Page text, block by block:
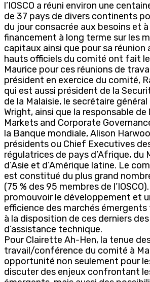
l’IOSCO a réuni environ une
de 37 pays de divers continents
du jour consacrée aux besoins et à
financement à long terme sur les
capitaux ainsi que pour sa réunion
hauts officiels du comité ont fait
Maurice pour ces réunions de
président en exercice du comité,
qui est aussi président de la
de la Malaisie, le secrétaire général
Wright, ainsi que la responsable
Markets and Corporate
la Banque mondiale, Alison
présidents ou Chief Executives
régulatrices de pays d’Afrique, du
d’Asie et d’Amérique latine. Le
est constitué du plus grand
(75 % des 95 membres de
promouvoir le développement et
efficience des marchés
à la disposition de ces derniers
d’assistance technique.
Pour Clairette Ah-Hen, la tenue
travail/conférence du comité à
opportunité non seulement pour
discuter des enjeux confrontant